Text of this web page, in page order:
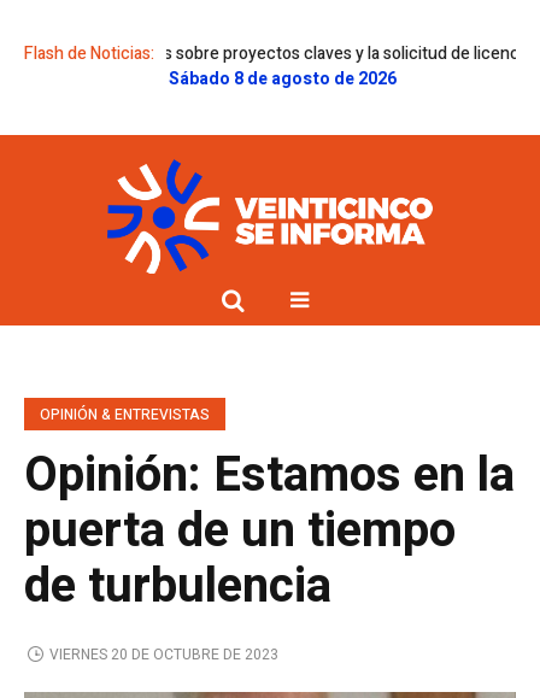
Flash de Noticias:
sobre proyectos claves y la solicitud de licencia de Gregorini
Sábado 8 de agosto de 2026
OPINIÓN & ENTREVISTAS
Opinión: Estamos en la
puerta de un tiempo
de turbulencia
VIERNES 20 DE OCTUBRE DE 2023